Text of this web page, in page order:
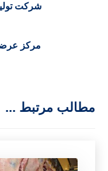
شرکت
مرکز
مطالب مرتبط ...